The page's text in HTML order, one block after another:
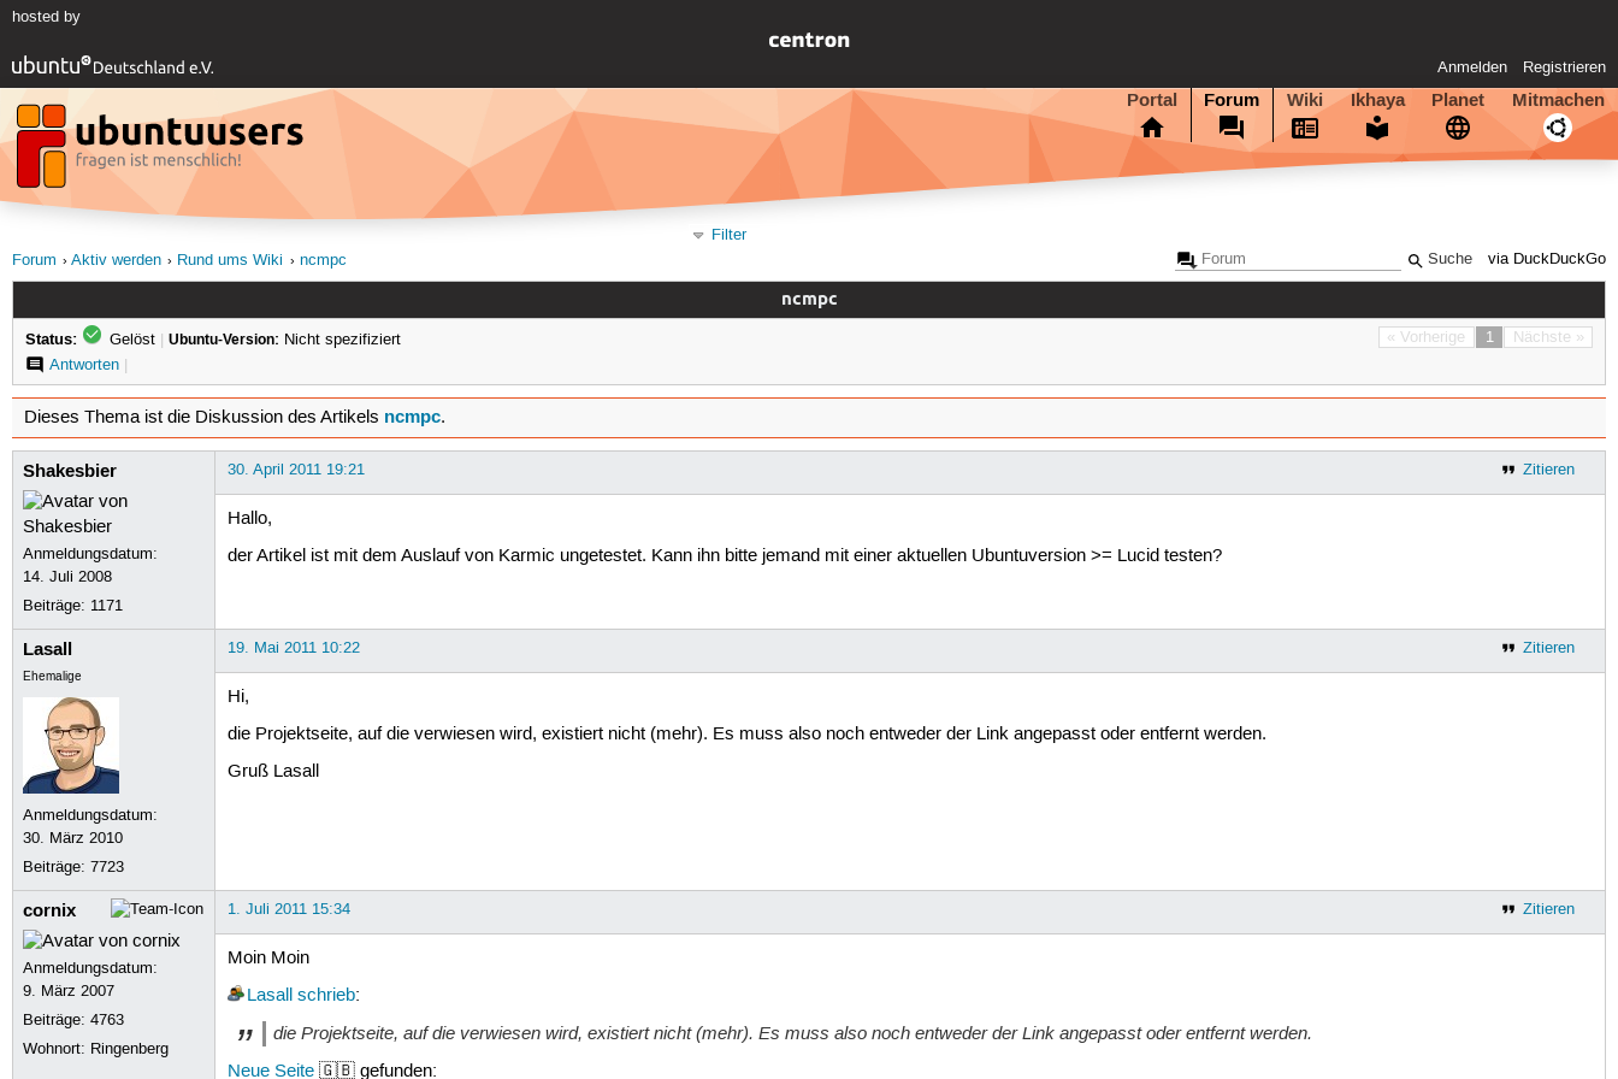
hosted by
Anmelden Registrieren
Portal Forum Wiki Ikhaya Planet Mitmachen
via DuckDuckGo
Filter
Forum
Aktiv werden Rund ums Wiki ncmpc
ncmpc
« Vorherige 1 Nächste »
Status: Gelöst | Ubuntu-Version: Nicht spezifiziert
Antworten|
Dieses Thema ist die Diskussion des Artikels ncmpc.
Shakesbier
Anmeldungsdatum:
14. Juli 2008
Beiträge: 1171
Zitieren
30. April 2011 19:21
Hallo,
der Artikel ist mit dem Auslauf von Karmic ungetestet. Kann ihn bitte jemand mit einer aktuellen Ubuntuversion >= Lucid testen?
Lasall
Ehemalige
Anmeldungsdatum:
30. März 2010
Beiträge:7723
Zitieren
19. Mai 2011 10:22
Hi,
die Projektseite, auf die verwiesen wird, existiert nicht (mehr). Es muss also noch entweder der Link angepasst oder entfernt werden.
Gruß Lasall
cornix
Anmeldungsdatum:
9. März 2007
Beiträge:4763
Wohnort: Ringenberg
Zitieren
1. Juli 2011 15:34
Moin Moin
Lasall schrieb:
die Projektseite, auf die verwiesen wird, existiert nicht (mehr). Es muss also noch entweder der Link angepasst oder entfernt werden.
Neue Seite🇬🇧 gefunden: